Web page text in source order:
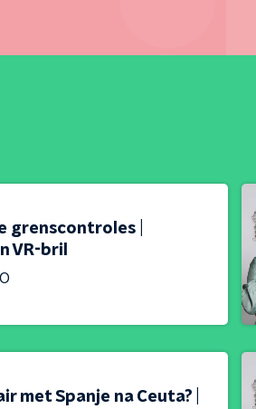
grenscontroles |
VR-bril
met Spanje na Ceuta? |